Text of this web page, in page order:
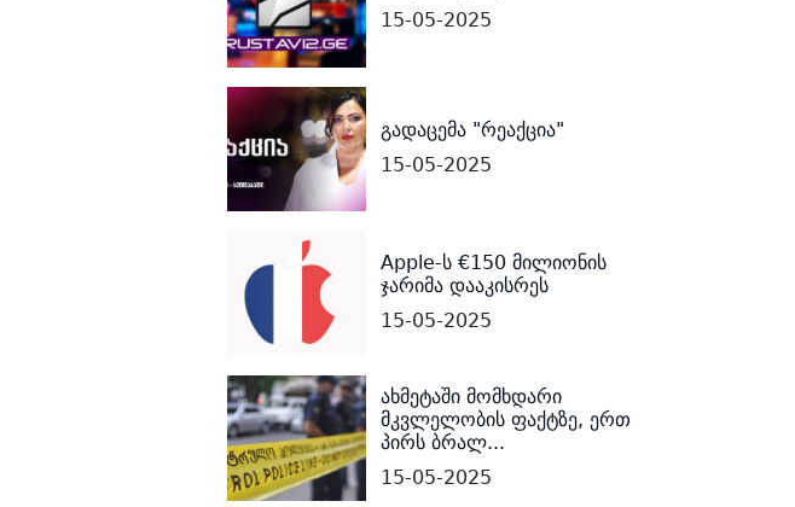
15-05-2025
გადაცემა "რეაქცია"
15-05-2025
Apple-ს €150 მილიონის
ჯარიმა დააკისრეს
15-05-2025
ახმეტაში მომხდარი
მკვლელობის ფაქტზე, ერთ
პირს ბრალ...
15-05-2025